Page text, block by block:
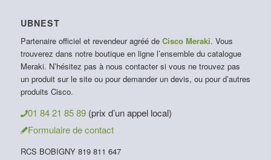
UBNEST
Partenaire officiel et revendeur agréé de Cisco Meraki. Vous
trouverez dans notre boutique en ligne l’ensemble du catalogue
Meraki. N’hésitez pas à nous contacter si vous ne trouvez pas
un produit sur le site ou pour demander un devis, ou pour d’autres
produits Cisco.
01 84 21 85 89 (prix d’un appel local)
Formulaire de contact
RCS BOBIGNY 819 811 647